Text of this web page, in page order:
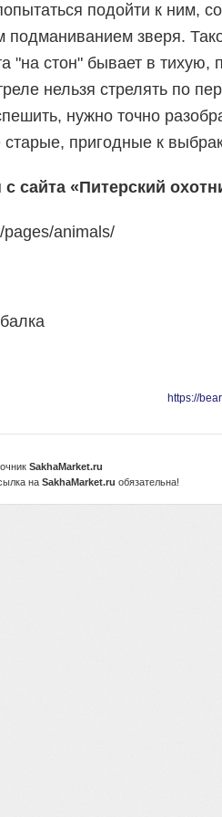
подойти к ним,
подманиванием зверя.
"на стон" бывает в тихую,
нельзя стрелять по
нужно точно
пригодные к
сайта «Питерский
pages/animals/
https://
SakhaMarket.ru
на SakhaMarket.ru обязательна!